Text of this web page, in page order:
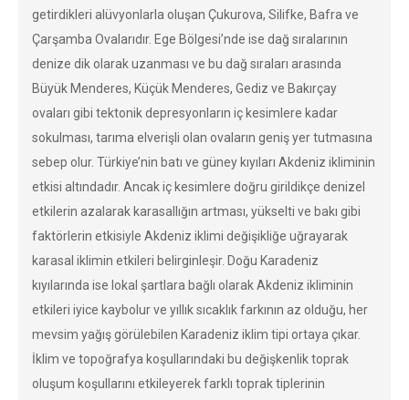
getirdikleri alüvyonlarla oluşan Çukurova, Silifke, Bafra ve
Çarşamba Ovalarıdır. Ege Bölgesi’nde ise dağ sıralarının
denize dik olarak uzanması ve bu dağ sıraları arasında
Büyük Menderes, Küçük Menderes, Gediz ve Bakırçay
ovaları gibi tektonik depresyonların iç kesimlere kadar
sokulması, tarıma elverişli olan ovaların geniş yer tutmasına
sebep olur. Türkiye’nin batı ve güney kıyıları Akdeniz ikliminin
etkisi altındadır. Ancak iç kesimlere doğru girildikçe denizel
etkilerin azalarak karasallığın artması, yükselti ve bakı gibi
faktörlerin etkisiyle Akdeniz iklimi değişikliğe uğrayarak
karasal iklimin etkileri belirginleşir. Doğu Karadeniz
kıyılarında ise lokal şartlara bağlı olarak Akdeniz ikliminin
etkileri iyice kaybolur ve yıllık sıcaklık farkının az olduğu, her
mevsim yağış görülebilen Karadeniz iklim tipi ortaya çıkar.
İklim ve topoğrafya koşullarındaki bu değişkenlik toprak
oluşum koşullarını etkileyerek farklı toprak tiplerinin